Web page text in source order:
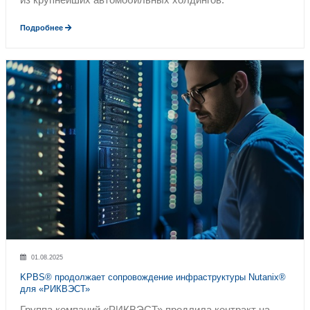
Ответственныйза исполнение
доступен
Отчетность (гибкая настройка,
Процедура регистрации,
четкая и прозрачная